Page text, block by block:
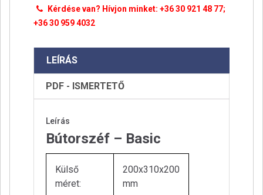
Kérdése van? Hívjon minket: +36 30 921 48 77;
+36 30 959 4032
LEÍRÁS
PDF - ISMERTETŐ
Leírás
Bútorszéf – Basic
Külső
méret:
200x310x200
mm